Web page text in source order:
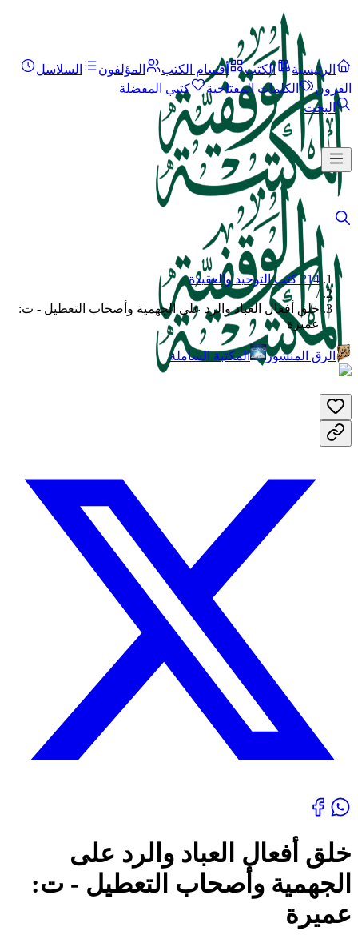
الرئيسية الكتب أقسام الكتب المؤلفون
السلاسل
القرون
الكلمات المفتاحية
كتبي المفضلة
البحث
214 كتب التوحيد والعقيدة
/
خلق أفعال العباد والرد على الجهمية وأصحاب التعطيل - ت:
عميرة
الرق المنشور المكتبة الشاملة
خلق أفعال العباد والرد على
الجهمية وأصحاب التعطيل - ت:
عميرة